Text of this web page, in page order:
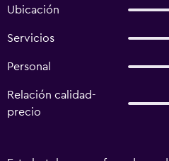
Ubicación
Servicios
Personal
Relación calidad-
precio